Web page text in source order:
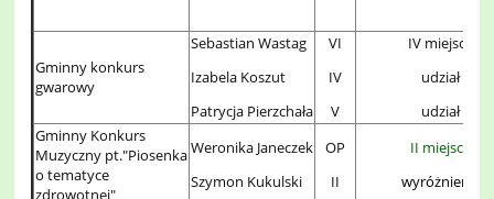
Gminny konkurs
gwarowy
Sebastian Wastag
Izabela Koszut
Patrycja Pierzchała
VI
IV
V
IV miejsce
udział
udział
Gminny Konkurs
Muzyczny pt."Piosenka
o tematyce
zdrowotnej"
Weronika Janeczek
Szymon Kukulski
OP
II
II miejsce
wyróżnienie